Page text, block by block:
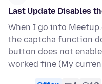
Last Update Disables
When I go into
the captcha function
button does not
worked fine (My